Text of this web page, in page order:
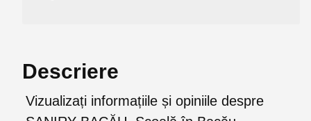
Descriere
Vizualizați informațiile și opiniile despre